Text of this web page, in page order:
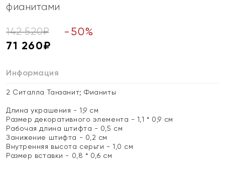
фианитами
142 520₽ - 50%
71 260₽
Информация
2 Ситалла Танзанит; Фианиты
Длина украшения - 1,9 см
Размер декоративного элемента - 1,1 * 0,9 см
Рабочая длина штифта - 0,5 см
Занижение штифта - 0,2 см
Внутренняя высота серьги - 1,0 см
Размер вставки - 0,8 * 0,6 см